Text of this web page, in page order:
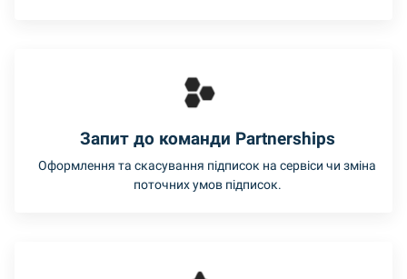
Запит до команди Partnerships
Оформлення та скасування підписок на сервіси чи зміна
поточних умов підписок.